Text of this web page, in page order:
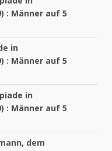
: Männer auf 5
in
: Männer auf 5
in
: Männer auf 5
dem